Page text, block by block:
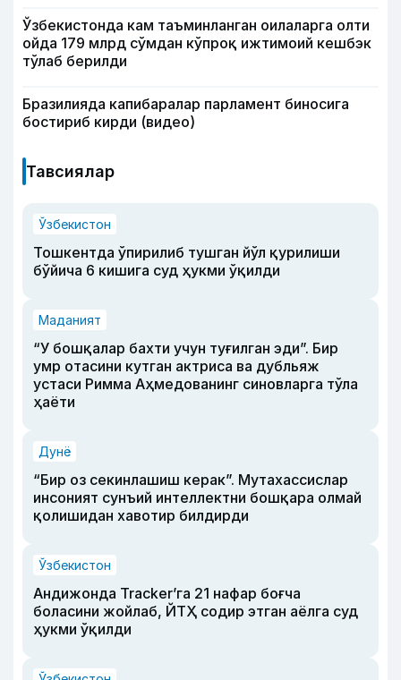
Ўзбекистонда кам таъминланган оилаларга олти
ойда 179 млрд сўмдан кўпроқ ижтимоий кешбэк
тўлаб берилди
Бразилияда капибаралар парламент биносига
бостириб кирди (видео)
Тавсиялар
Ўзбекистон
Тошкентда ўпирилиб тушган йўл қурилиши
бўйича 6 кишига суд ҳукми ўқилди
Маданият
“У бошқалар бахти учун туғилган эди”. Бир
умр отасини кутган актриса ва дубльяж
устаси Римма Аҳмедованинг синовларга тўла
ҳаёти
Дунё
“Бир оз секинлашиш керак”. Мутахассислар
инсоният сунъий интеллектни бошқара олмай
қолишидан хавотир билдирди
Ўзбекистон
Андижонда Tracker’га 21 нафар боғча
боласини жойлаб, ЙТҲ содир этган аёлга суд
ҳукми ўқилди